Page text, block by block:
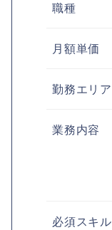
職種
月額単価
勤務エリア
業務内容
必須スキル